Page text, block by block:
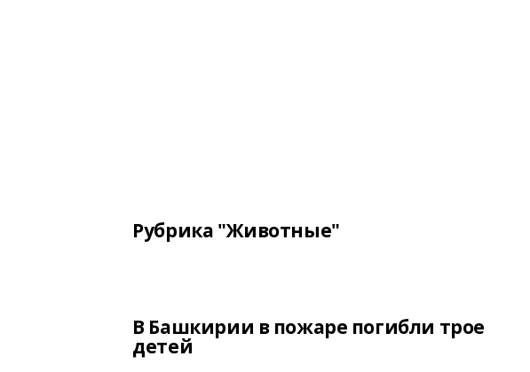
Рубрика "Животные"
В Башкирии в пожаре погибли трое
детей